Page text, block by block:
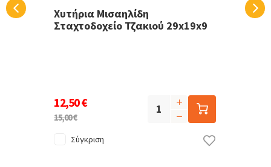
Χυτήρια Μισαηλίδη
Σταχτοδοχείο Τζακιού 29x19x9
12,50 €
15,00 €
Σύγκριση